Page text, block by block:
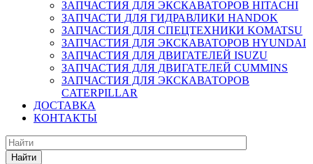
ЗАПЧАСТИЯ ДЛЯ ЭКСКАВАТОРОВ HITACHI
ЗАПЧАСТИ ДЛЯ ГИДРАВЛИКИ HANDOK
ЗАПЧАСТИЯ ДЛЯ СПЕЦТЕХНИКИ KOMATSU
ЗАПЧАСТИЯ ДЛЯ ЭКСКАВАТОРОВ HYUNDAI
ЗАПЧАСТИЯ ДЛЯ ДВИГАТЕЛЕЙ ISUZU
ЗАПЧАСТИЯ ДЛЯ ДВИГАТЕЛЕЙ CUMMINS
ЗАПЧАСТИЯ ДЛЯ ЭКСКАВАТОРОВ
CATERPILLAR
ДОСТАВКА
КОНТАКТЫ
Найти